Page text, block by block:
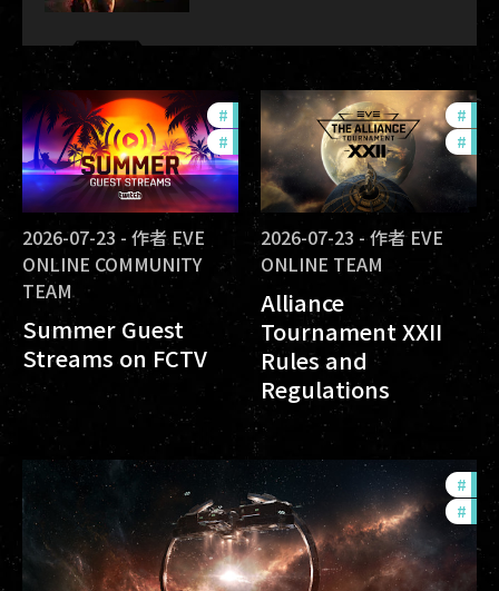
# ccptv
# community
2026-07-23 - 作者 EVE
ONLINE COMMUNITY
TEAM
Summer Guest
Streams on FCTV
#
#
2026-07-23 - 作者 EVE
ONLINE TEAM
Alliance
Tournament XXII
Rules and
Regulations
#
#